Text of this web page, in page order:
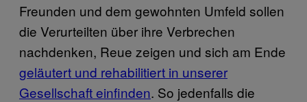
Freunden und dem gewohnten Umfeld sollen
die Verurteilten über ihre Verbrechen
nachdenken, Reue zeigen und sich am Ende
geläutert und rehabilitiert in unserer
Gesellschaft einfinden. So jedenfalls die